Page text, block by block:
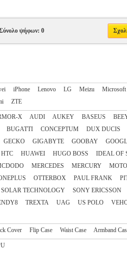
ψήφων: 0
iPhone Lenovo LG Meizu Microsoft
ZTE
X AUDI AUKEY BASEUS
BUGATTI CONCEPTUM DUX DUCIS
GECKO GIGABYTE GOOBAY
HTC HUAWEI HUGO BOSS IDEAL OF
MERCEDES MERCURY
OTTERBOX PAUL FRANK
SOLAR TECHNOLOGY SONY ERICSSON
TREXTA UAG US POLO
Cover Flip Case Waist Case Armband